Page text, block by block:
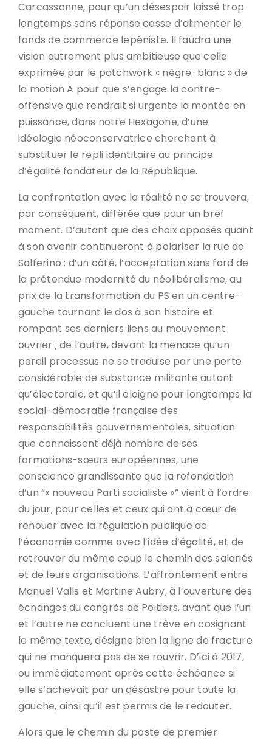
Carcassonne, pour qu’un désespoir laissé trop
longtemps sans réponse cesse d’alimenter le
fonds de commerce lepéniste. Il faudra une
vision autrement plus ambitieuse que celle
exprimée par le patchwork « nègre-blanc » de
la motion A pour que s’engage la contre-
offensive que rendrait si urgente la montée en
puissance, dans notre Hexagone, d’une
idéologie néoconservatrice cherchant à
substituer le repli identitaire au principe
d’égalité fondateur de la République.
La confrontation avec la réalité ne se trouvera,
par conséquent, différée que pour un bref
moment. D’autant que des choix opposés quant
à son avenir continueront à polariser la rue de
Solferino : d’un côté, l’acceptation sans fard de
la prétendue modernité du néolibéralisme, au
prix de la transformation du PS en un centre-
gauche tournant le dos à son histoire et
rompant ses derniers liens au mouvement
ouvrier ; de l’autre, devant la menace qu’un
pareil processus ne se traduise par une perte
considérable de substance militante autant
qu’électorale, et qu’il éloigne pour longtemps la
social-démocratie française des
responsabilités gouvernementales, situation
que connaissent déjà nombre de ses
formations-sœurs européennes, une
conscience grandissante que la refondation
d’un ”« nouveau Parti socialiste »” vient à l’ordre
du jour, pour celles et ceux qui ont à cœur de
renouer avec la régulation publique de
l’économie comme avec l’idée d’égalité, et de
retrouver du même coup le chemin des salariés
et de leurs organisations. L’affrontement entre
Manuel Valls et Martine Aubry, à l’ouverture des
échanges du congrès de Poitiers, avant que l’un
et l’autre ne concluent une trêve en cosignant
le même texte, désigne bien la ligne de fracture
qui ne manquera pas de se rouvrir. D’ici à 2017,
ou immédiatement après cette échéance si
elle s’achevait par un désastre pour toute la
gauche, ainsi qu’il est permis de le redouter.
Alors que le chemin du poste de premier